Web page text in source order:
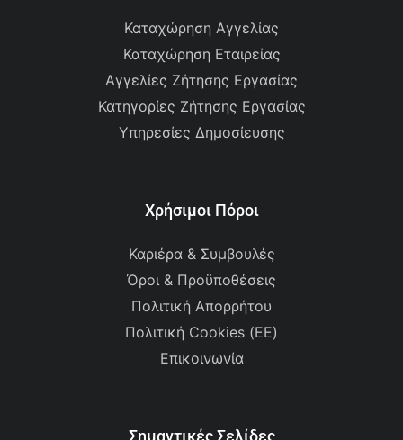
Καταχώρηση Αγγελίας
Καταχώρηση Εταιρείας
Αγγελίες Ζήτησης Εργασίας
Κατηγορίες Ζήτησης Εργασίας
Υπηρεσίες Δημοσίευσης
Χρήσιμοι Πόροι
Καριέρα & Συμβουλές
Όροι & Προϋποθέσεις
Πολιτική Απορρήτου
Πολιτική Cookies (ΕΕ)
Επικοινωνία